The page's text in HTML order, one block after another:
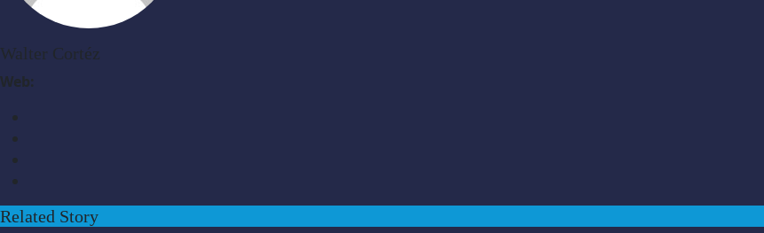
Walter Cortéz
Web:
Related Story